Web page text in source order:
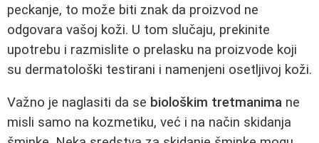
peckanje, to može biti znak da proizvod ne
odgovara vašoj koži. U tom slučaju, prekinite
upotrebu i razmislite o prelasku na proizvode koji
su dermatološki testirani i namenjeni osetljivoj koži.
Važno je naglasiti da se biološkim tretmanima ne
misli samo na kozmetiku, već i na način skidanja